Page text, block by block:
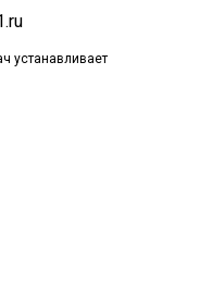
устанавливает